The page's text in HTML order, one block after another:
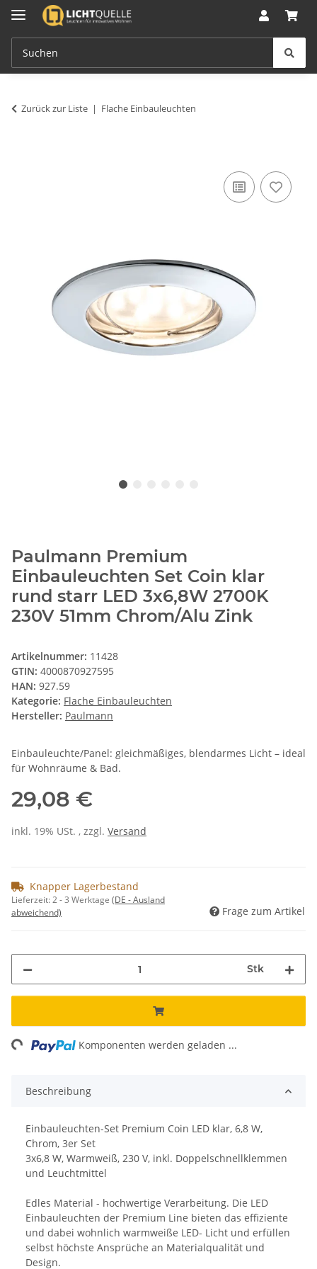
Zurück zur Liste Flache Einbauleuchten
Paulmann Premium
Einbauleuchten Set Coin klar
rund starr LED 3x6,8W 2700K
230V 51mm Chrom/Alu Zink
Artikelnummer: 11428
GTIN: 4000870927595
HAN: 927.59
Kategorie: Flache Einbauleuchten
Hersteller: Paulmann
Einbauleuchte/Panel: gleichmäßiges, blendarmes Licht – ideal
für Wohnräume & Bad.
29,08 €
inkl. 19% USt. , zzgl. Versand
Knapper Lagerbestand
Lieferzeit:2 - 3 Werktage (DE - Ausland
abweichend)
Frage zum Artikel
Stk
Komponenten werden geladen ...
Beschreibung
Einbauleuchten-Set Premium Coin LED klar, 6,8 W,
Chrom, 3er Set
3x6,8 W, Warmweiß, 230 V, inkl. Doppelschnellklemmen
und Leuchtmittel
Edles Material - hochwertige Verarbeitung. Die LED
Einbauleuchten der Premium Line bieten das effiziente
und dabei wohnlich warmweiße LED- Licht und erfüllen
selbst höchste Ansprüche an Materialqualität und
Design.